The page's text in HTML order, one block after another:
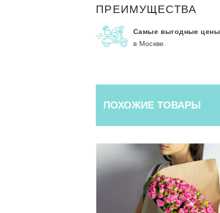
ПРЕИМУЩЕСТВА
Самые выгодные цены
в Москве.
ПОХОЖИЕ ТОВАРЫ